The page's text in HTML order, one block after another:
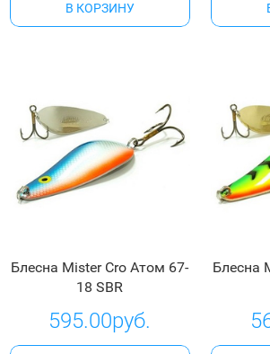
В КОРЗИНУ
Блесна Mister Cro Атом 67-
18 SBR
595.00руб.
Блесна